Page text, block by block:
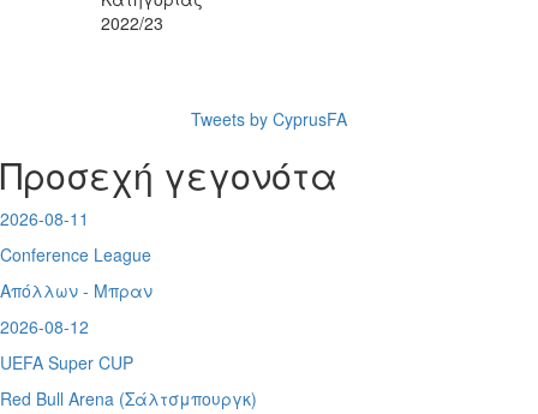
2022/23
Tweets by CyprusFA
Προσεχή γεγονότα
2026-08-11
Conference League
Απόλλων - Μπραν
2026-08-12
UEFA Super CUP
Red Bull Arena (Σάλτσμπουργκ)